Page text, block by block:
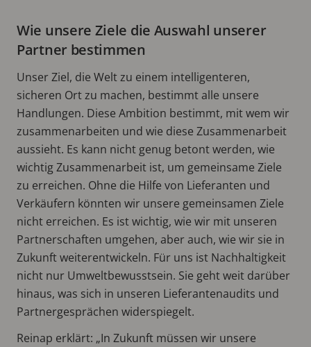
Wie unsere Ziele die Auswahl unserer
Partner bestimmen
Unser Ziel, die Welt zu einem intelligenteren,
sicheren Ort zu machen, bestimmt alle unsere
Handlungen. Diese Ambition bestimmt, mit wem wir
zusammenarbeiten und wie diese Zusammenarbeit
aussieht. Es kann nicht genug betont werden, wie
wichtig Zusammenarbeit ist, um gemeinsame Ziele
zu erreichen. Ohne die Hilfe von Lieferanten und
Verkäufern könnten wir unsere gemeinsamen Ziele
nicht erreichen. Es ist wichtig, wie wir mit unseren
Partnerschaften umgehen, aber auch, wie wir sie in
Zukunft weiterentwickeln. Für uns ist Nachhaltigkeit
nicht nur Umweltbewusstsein. Sie geht weit darüber
hinaus, was sich in unseren Lieferantenaudits und
Partnergesprächen widerspiegelt.
Reinap erklärt: „In Zukunft müssen wir unsere